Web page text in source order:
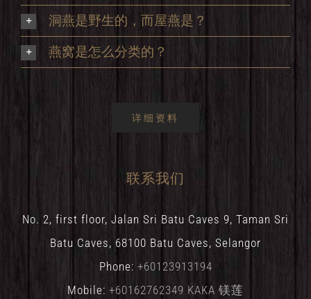
洞燕是野生的，而屋燕是？
燕窝是怎么分类的？
详细资料
联系我们
No. 2, first floor, Jalan Sri Batu Caves 9, Taman Sri
Batu Caves, 68100 Batu Caves, Selangor
Phone: +60123913194
Mobile: +60162762349 KAKA 镁莲